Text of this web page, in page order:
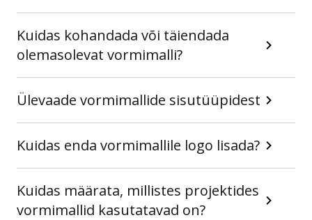
Kuidas kohandada või täiendada
olemasolevat vormimalli?
Ülevaade vormimallide sisutüüpidest
Kuidas enda vormimallile logo lisada?
Kuidas määrata, millistes projektides
vormimallid kasutatavad on?